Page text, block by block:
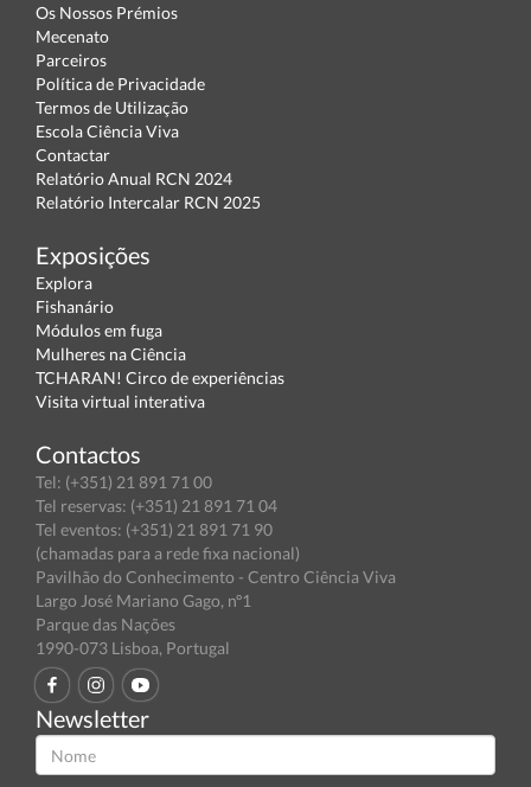
Os Nossos Prémios
Mecenato
Parceiros
Política de Privacidade
Termos de Utilização
Escola Ciência Viva
Contactar
Relatório Anual RCN 2024
Relatório Intercalar RCN 2025
Exposições
Explora
Fishanário
Módulos em fuga
Mulheres na Ciência
TCHARAN! Circo de experiências
Visita virtual interativa
Contactos
Tel: (+351) 21 891 71 00
Tel reservas: (+351) 21 891 71 04
Tel eventos: (+351) 21 891 71 90
(chamadas para a rede fixa nacional)
Pavilhão do Conhecimento - Centro Ciência Viva
Largo José Mariano Gago, nº1
Parque das Nações
1990-073 Lisboa, Portugal
Newsletter